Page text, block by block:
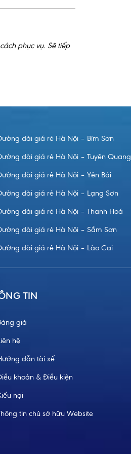
phục vụ. Sẽ tiếp
dài giá rẻ Hà Nội – Bỉm Sơn
dài giá rẻ Hà Nội – Tuyên Quang
dài giá rẻ Hà Nội – Yên Bái
dài giá rẻ Hà Nội – Lạng Sơn
dài giá rẻ Hà Nội – Thanh Hoá
dài giá rẻ Hà Nội – Sầm Sơn
dài giá rẻ Hà Nội – Lào Cai
TIN
giá
hệ
dẫn tài xế
khoản & Điều kiện
nại
tin chủ sở hữu Website